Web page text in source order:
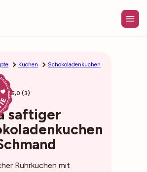
Kuchen Schokoladenkuchen
5,0 (3)
saftiger
Rührkuchen mit